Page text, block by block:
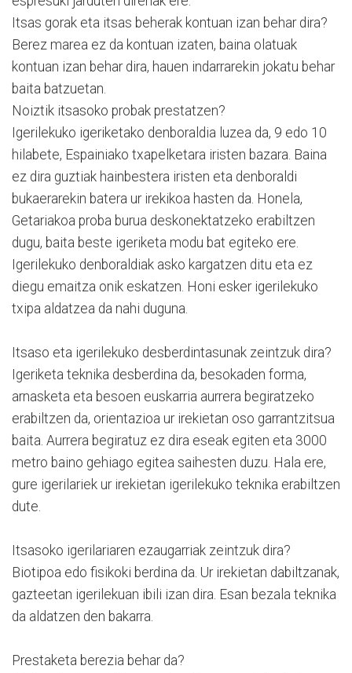
Itsas gorak eta itsas beherak kontuan izan behar dira?
Berez marea ez da kontuan izaten, baina olatuak
kontuan izan behar dira, hauen indarrarekin jokatu behar
baita batzuetan.
Noiztik itsasoko probak prestatzen?
Igerilekuko igeriketako denboraldia luzea da, 9 edo 10
hilabete, Espainiako txapelketara iristen bazara. Baina
ez dira guztiak hainbestera iristen eta denboraldi
bukaerarekin batera ur irekikoa hasten da. Honela,
Getariakoa proba burua deskonektatzeko erabiltzen
dugu, baita beste igeriketa modu bat egiteko ere.
Igerilekuko denboraldiak asko kargatzen ditu eta ez
diegu emaitza onik eskatzen. Honi esker igerilekuko
txipa aldatzea da nahi duguna.
Itsaso eta igerilekuko desberdintasunak zeintzuk dira?
Igeriketa teknika desberdina da, besokaden forma,
arnasketa eta besoen euskarria aurrera begiratzeko
erabiltzen da, orientazioa ur irekietan oso garrantzitsua
baita. Aurrera begiratuz ez dira eseak egiten eta 3000
metro baino gehiago egitea saihesten duzu. Hala ere,
gure igerilariek ur irekietan igerilekuko teknika erabiltzen
dute.
Itsasoko igerilariaren ezaugarriak zeintzuk dira?
Biotipoa edo fisikoki berdina da. Ur irekietan dabiltzanak,
gazteetan igerilekuan ibili izan dira. Esan bezala teknika
da aldatzen den bakarra.
Prestaketa berezia behar da?